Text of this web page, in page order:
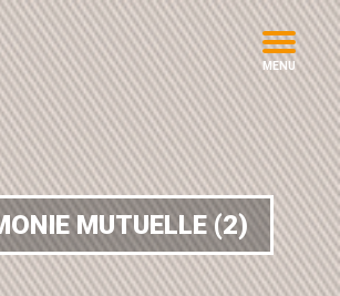
MENU
MUTUELLE (2)